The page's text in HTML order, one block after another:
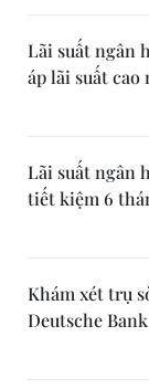
Lãi suất ngân
áp lãi suất cao
Lãi suất ngân
tiết kiệm 6
Khám xét trụ
Deutsche Bank